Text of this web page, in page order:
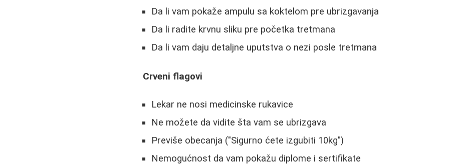
Da li vam pokaže ampulu sa koktelom pre ubrizgavanja
Da li radite krvnu sliku pre početka tretmana
Da li vam daju detaljne uputstva o nezi posle tretmana
Crveni flagovi
Lekar ne nosi medicinske rukavice
Ne možete da vidite šta vam se ubrizgava
Previše obecanja ("Sigurno ćete izgubiti 10kg")
Nemogućnost da vam pokažu diplome i sertifikate